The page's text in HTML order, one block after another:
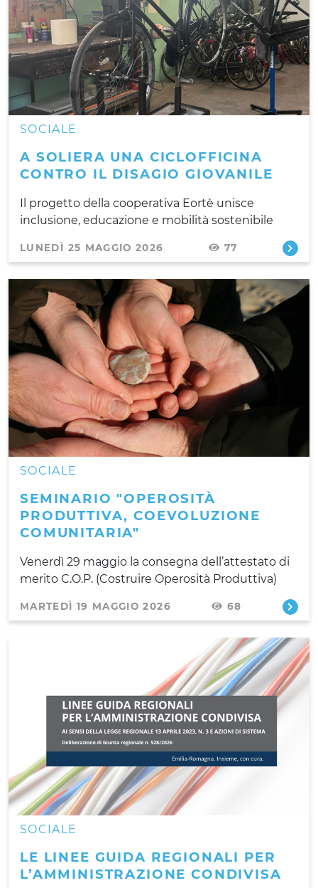
SOCIALE
A SOLIERA UNA CICLOFFICINA
CONTRO IL DISAGIO GIOVANILE
Il progetto della cooperativa Eortè unisce
inclusione, educazione e mobilità sostenibile
LUNEDÌ 25 MAGGIO 2026 77
SOCIALE
SEMINARIO "OPEROSITÀ
PRODUTTIVA, COEVOLUZIONE
COMUNITARIA"
Venerdì 29 maggio la consegna dell’attestato di
merito C.O.P. (Costruire Operosità Produttiva)
MARTEDÌ 19 MAGGIO 2026 68
SOCIALE
LE LINEE GUIDA REGIONALI PER
L’AMMINISTRAZIONE CONDIVISA